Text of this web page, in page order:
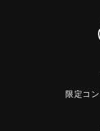
限定コ